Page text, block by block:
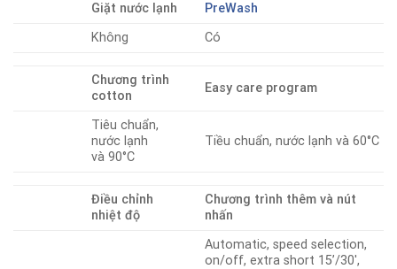
Giặt nước lạnh
PreWash
Không
Có
Chương trình
cotton
Easy care program
Tiêu chuẩn,
nước lạnh
và 90°C
Tiều chuẩn, nước lạnh và 60°C
Điều chỉnh
nhiệt độ
Chương trình thêm và nút
nhấn
Automatic, speed selection,
on/off, extra short 15’/30′,